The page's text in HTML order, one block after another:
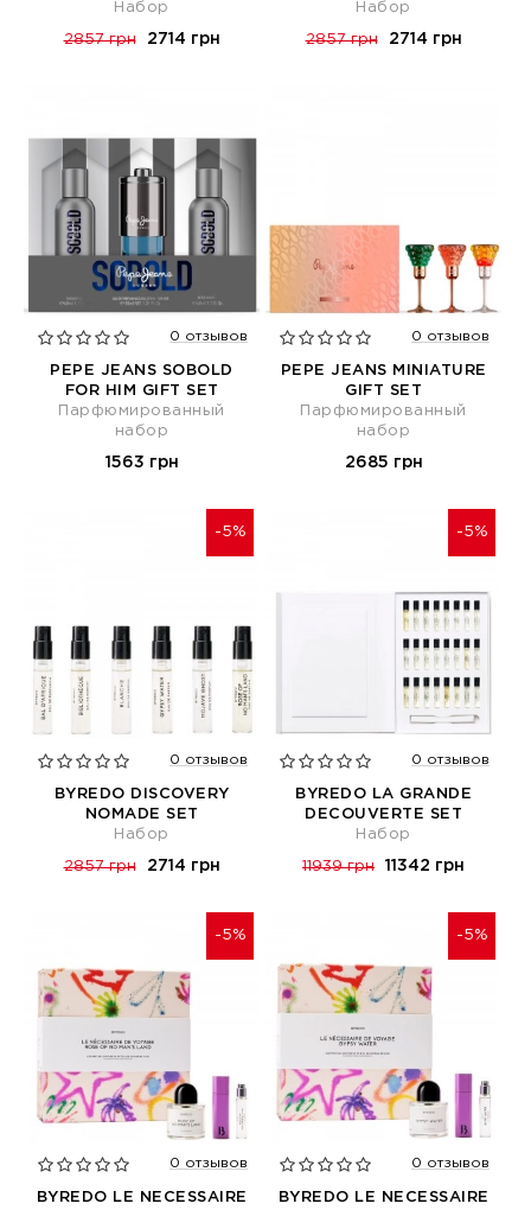
Набор
2857 грн 2714 грн
Набор
2857 грн 2714 грн
0 отзывов
PEPE JEANS SOBOLD
FOR HIM GIFT SET
Парфюмированный
набор
1563 грн
0 отзывов
PEPE JEANS MINIATURE
GIFT SET
Парфюмированный
набор
2685 грн
-5%
0 отзывов
BYREDO DISCOVERY
NOMADE SET
Набор
2857 грн 2714 грн
-5%
0 отзывов
BYREDO LA GRANDE
DECOUVERTE SET
Набор
11939 грн 11342 грн
-5%
0 отзывов
BYREDO LE NECESSAIRE
-5%
0 отзывов
BYREDO LE NECESSAIRE